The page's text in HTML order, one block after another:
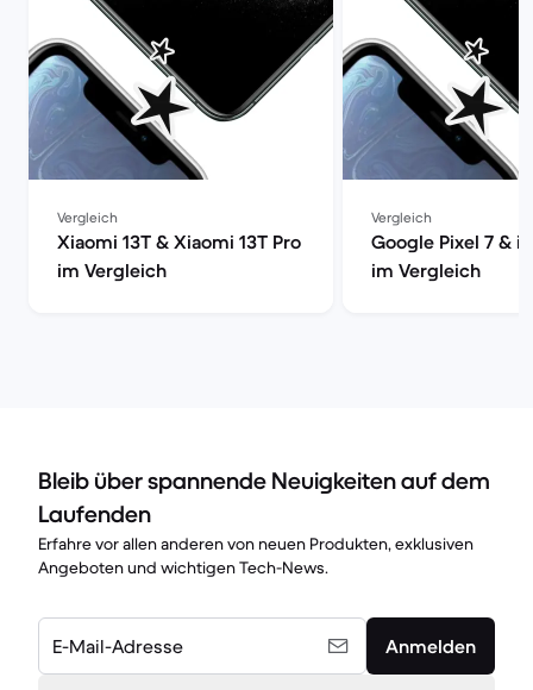
Vergleich
Xiaomi 13T & Xiaomi 13T Pro
im Vergleich
Vergleich
Google Pixel 7 &
im Vergleich
Bleib über spannende Neuigkeiten auf dem
Laufenden
Erfahre vor allen anderen von neuen Produkten, exklusiven
Angeboten und wichtigen Tech-News.
E-Mail-Adresse Anmelden